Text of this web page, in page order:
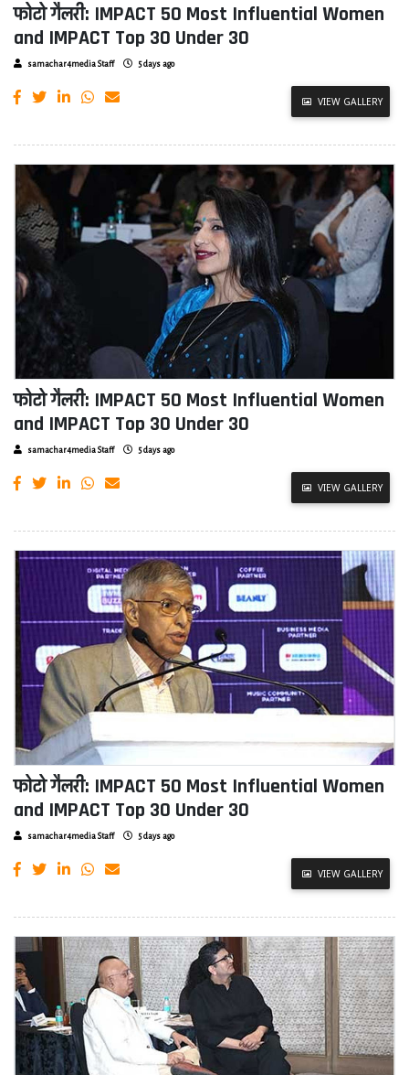
फोटो गैलरी: IMPACT 50 Most Influential Women
and IMPACT Top 30 Under 30
samachar4media Staff 5 days ago
VIEW GALLERY
फोटो गैलरी: IMPACT 50 Most Influential Women
and IMPACT Top 30 Under 30
samachar4media Staff 5 days ago
VIEW GALLERY
फोटो गैलरी: IMPACT 50 Most Influential Women
and IMPACT Top 30 Under 30
samachar4media Staff 5 days ago
VIEW GALLERY